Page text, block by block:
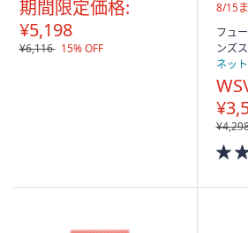
期間限定価格:
¥5,198
¥6,116 15% OFF
送
無
料
8/15
フュ
ンズ
ネッ